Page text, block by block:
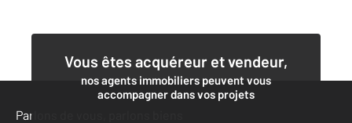
Vous êtes acquéreur et vendeur,
nos agents immobiliers peuvent vous
accompagner dans vos projets
Parlons de vous, parlons biens